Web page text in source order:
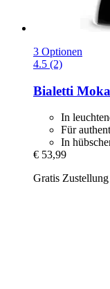
3 Optionen
4.5 (2)
Bialetti
In
Für
In
€ 53,99
Gratis